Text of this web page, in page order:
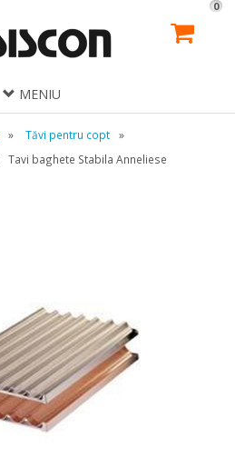
0
MENIU
» Tăvi pentru copt
»
Tavi baghete Stabila Anneliese